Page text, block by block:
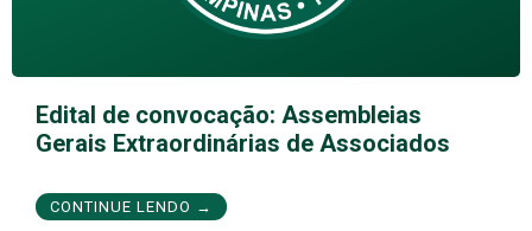
Edital de convocação: Assembleias
Gerais Extraordinárias de Associados
CONTINUE LENDO →